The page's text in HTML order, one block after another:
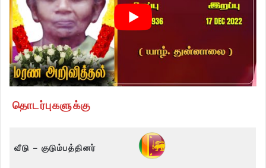
தொடர்புகளுக்கு
வீடு – குடும்பத்தினர்